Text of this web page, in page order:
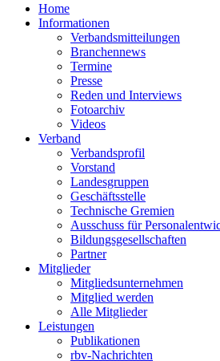
Home
Informationen
Verbandsmitteilungen
Branchennews
Termine
Presse
Reden und Interviews
Fotoarchiv
Videos
Verband
Verbandsprofil
Vorstand
Landesgruppen
Geschäftsstelle
Technische Gremien
Ausschuss für
Bildungsgesellschaften
Partner
Mitglieder
Mitgliedsunternehmen
Mitglied werden
Alle Mitglieder
Leistungen
Publikationen
rbv-Nachrichten